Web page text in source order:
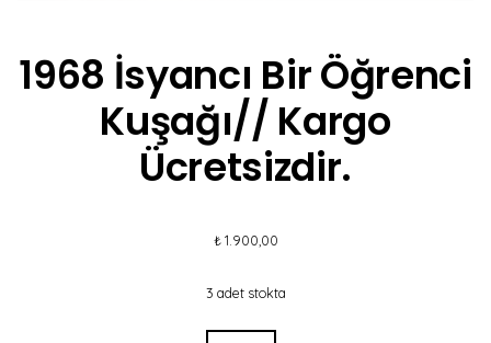
1968 İsyancı Bir Öğrenci
Kuşağı// Kargo
Ücretsizdir.
₺1.900,00
3 adet stokta